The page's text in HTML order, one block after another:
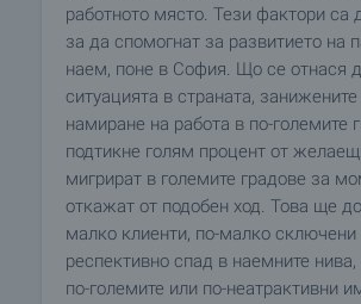
работното място. Тези фактори са
за да спомогнат за развитието на
наем, поне в София. Що се отнася
ситуацията в страната,
намиране на работа в по-големите
подтикне голям процент от
мигрират в големите градове за
откажат от подобен ход. Това ще
малко клиенти, по-малко сключени
респективно спад в наемните
по-големите или по-неатрактивни